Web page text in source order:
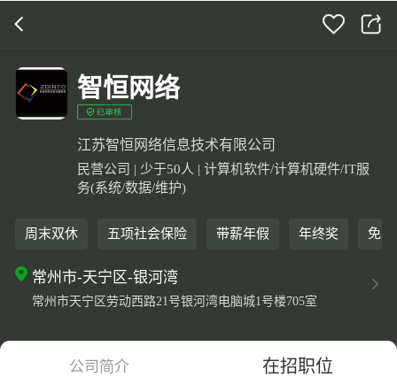
智恒网络
江苏智恒网络信息技术有限公司
民营公司 | 少于50人 | 计算机软件/计算机硬件/IT服
务(系统/数据/维护)
周末双休 五项社会保险 带薪年假 年终奖 免
常州市-天宁区-银河湾
常州市天宁区劳动西路21号银河湾电脑城1号楼705室
公司简介 在招职位